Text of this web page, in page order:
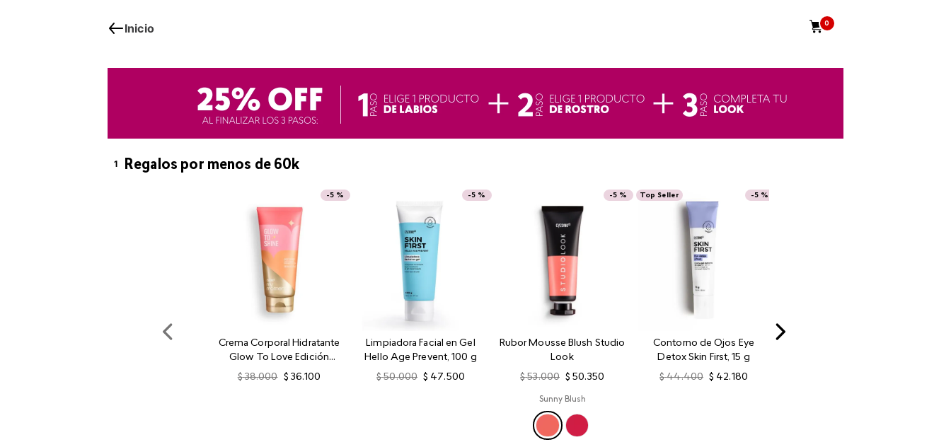
Inicio 0
1 Regalos por menos de 60k
-5 %
Crema Corporal Hidratante
Glow To Love Edición
Limitada
$ 38.000 $ 36.100
-5 %
Limpiadora Facial en Gel
Hello Age Prevent, 100 g
$ 50.000 $ 47.500
-5 %
Rubor Mousse Blush Studio
Look
$ 53.000 $ 50.350
Sunny Blush
-5 %
Top Seller
Contorno de Ojos Eye
Detox Skin First, 15 g
$ 44.400 $ 42.180